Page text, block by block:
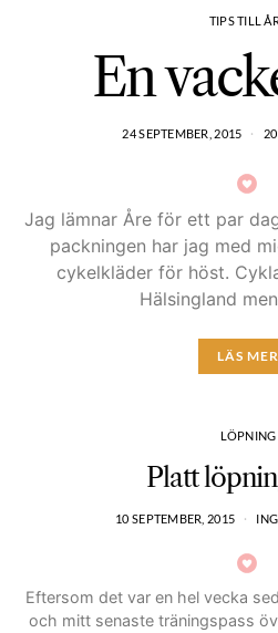
TIPS TILL
En
24 SEPTEMBER, 2015
Jag lämnar Åre för ett par
packningen har jag med
cykelkläder för höst.
Hälsingland
LÄS MER
LÖPNING
Platt
10 SEPTEMBER, 2015
Eftersom det var en hel vecka
och mitt senaste träningspass